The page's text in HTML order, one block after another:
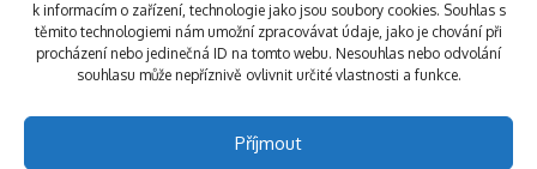
k informacím o zařízení, technologie jako jsou soubory cookies. Souhlas s
těmito technologiemi nám umožní zpracovávat údaje, jako je chování při
procházení nebo jedinečná ID na tomto webu. Nesouhlas nebo odvolání
souhlasu může nepříznivě ovlivnit určité vlastnosti a funkce.
Příjmout